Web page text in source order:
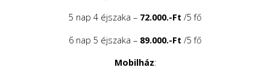
5 nap 4 éjszaka – 72.000.-Ft /5 fő
6 nap 5 éjszaka – 89.000.-Ft /5 fő
Mobilház: